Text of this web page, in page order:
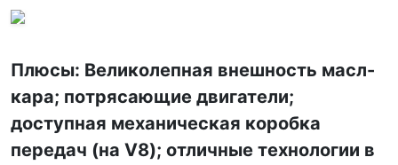
Плюсы: Великолепная внешность масл-
кара; потрясающие двигатели;
доступная механическая коробка
передач (на V8); отличные технологии в